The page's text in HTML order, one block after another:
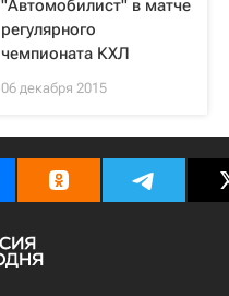
"Автомобилист" в матче
регулярного
чемпионата КХЛ
06 декабря 2015